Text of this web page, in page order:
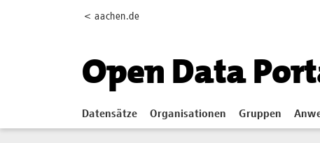
< aachen.de
Open Data
Datensätze Organisationen Gruppen